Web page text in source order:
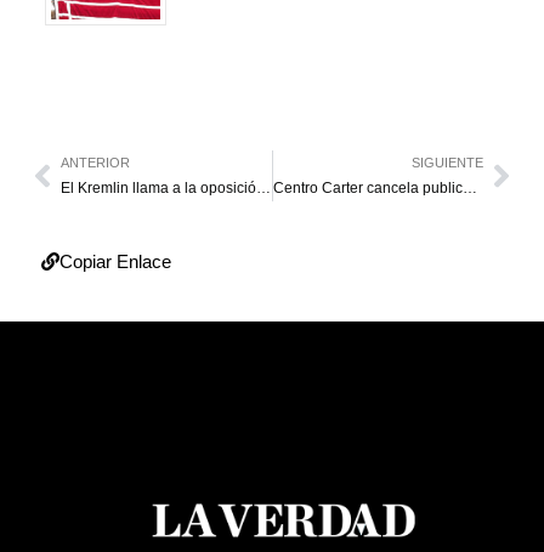
ANTERIOR
El Kremlin llama a la oposición a aceptar su derrota y felicitar a Maduro
SIGUIENTE
Centro Carter cancela publicación de informe preliminar y retira a su personal del país
Copiar Enlace